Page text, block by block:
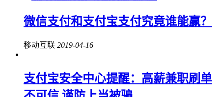
微信支付和支付宝支付究竟谁能赢？
移动互联 2019-04-16
支付宝安全中心提醒：高薪兼职刷单